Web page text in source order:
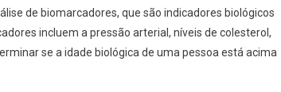
de biomarcadores, que são indicadores biológicos
incluem a pressão arterial, níveis de colesterol,
se a idade biológica de uma pessoa está acima